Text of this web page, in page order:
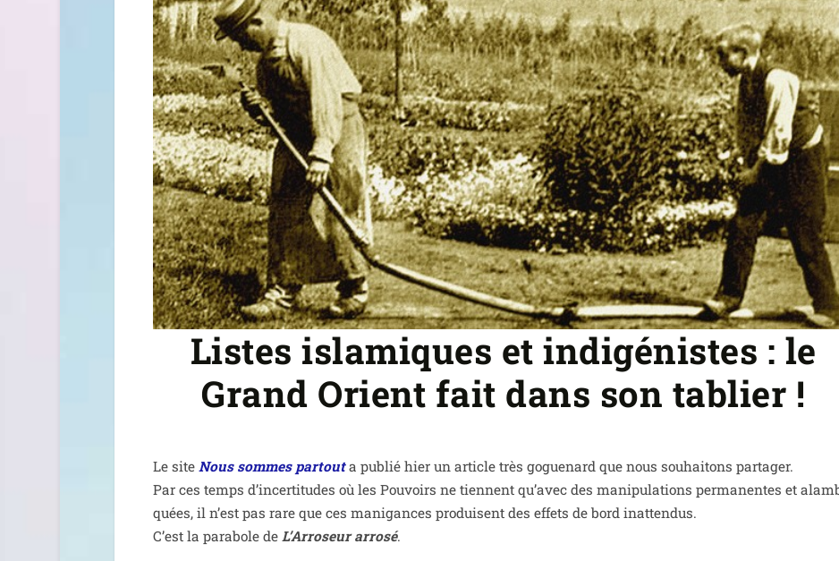
Listes islamiques et indigénistes : le
Grand Orient fait dans son tablier !
Le siteNous sommes par­touta publié hier un article très gogue­nard que nous sou­hai­tons par­ta­ger.
Par ces temps d’in­cer­ti­tudes où les Pouvoirs ne tiennent qu’a­vec des mani­pu­la­tions per­ma­nentes et
quées, il n’est pas rare que ces mani­gances pro­duisent des effets de bord inat­ten­dus.
C’est la para­bole deL’Arroseur arro­sé.